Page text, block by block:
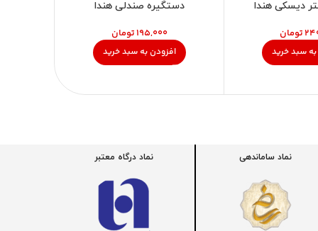
دیسکی هندا
تومان
سبد خرید
دستگیره صندلی هندا
تومان
افزودن به سبد خرید
نماد ساماندهی نماد درگاه معتبر